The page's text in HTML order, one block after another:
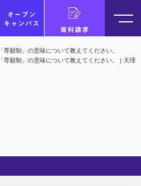
オープン
キャンパス
資料請求
願制」の意味について教えてください。
願制」の意味について教えてください。 | 天理